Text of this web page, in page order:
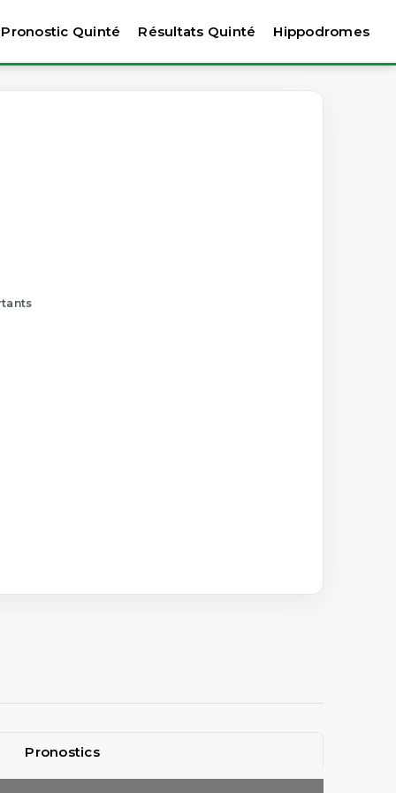
Pronostic Quinté Résultats Quinté Hippodromes
Pronostics